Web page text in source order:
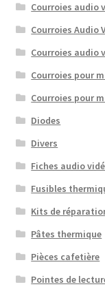
Courroies audio
Courroies Audio
Courroies audio
Courroies pour
Courroies pour
Diodes
Divers
Fiches audio
Fusibles
Kits de
Pâtes thermique
Pièces cafetière
Pointes de